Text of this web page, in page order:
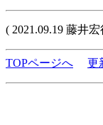
( 2021.09.19 藤井宏
TOPページへ 更